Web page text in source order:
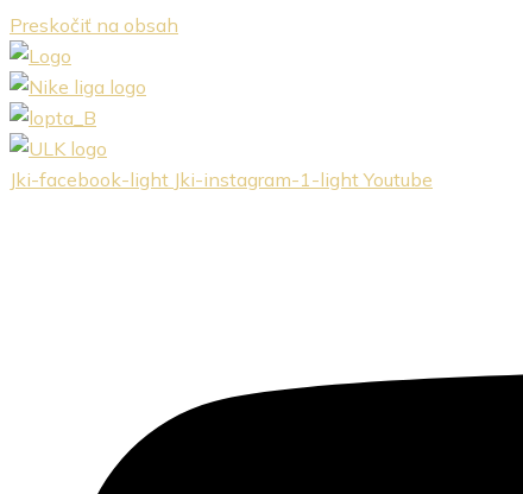
Preskočiť na obsah
Jki-facebook-light Jki-instagram-1-light Youtube